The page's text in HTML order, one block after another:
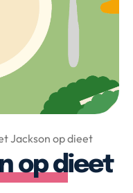
Jackson op dieet
op dieet